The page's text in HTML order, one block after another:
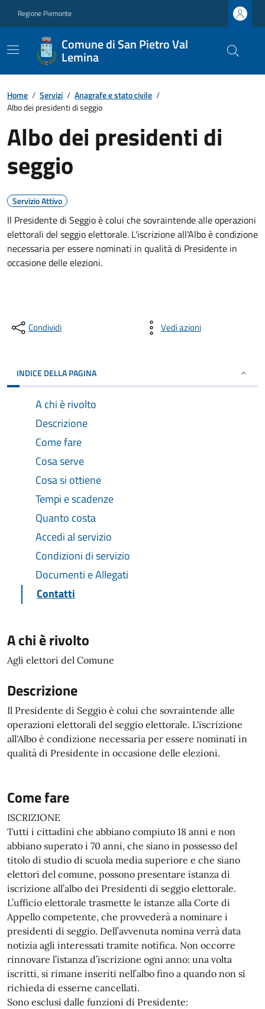
Regione Piemonte
Comune di San Pietro Val
Lemina
Home / Servizi / Anagrafe e stato civile /
Albo dei presidenti di seggio
Albo dei presidenti di
seggio
Servizio Attivo
Il Presidente di Seggio è colui che sovraintende alle operazioni
elettorali del seggio elettorale. L'iscrizione all'Albo è condizione
necessaria per essere nominati in qualità di Presidente in
occasione delle elezioni.
Condividi Vedi azioni
INDICE DELLA PAGINA
A chi è rivolto
Descrizione
Come fare
Cosa serve
Cosa si ottiene
Tempi e scadenze
Quanto costa
Accedi al servizio
Condizioni di servizio
Documenti e Allegati
Contatti
A chi è rivolto
Agli elettori del Comune
Descrizione
Il Presidente di Seggio è colui che sovraintende alle
operazioni elettorali del seggio elettorale. L'iscrizione
all'Albo è condizione necessaria per essere nominati in
qualità di Presidente in occasione delle elezioni.
Come fare
ISCRIZIONE
Tutti i cittadini che abbiano compiuto 18 anni e non
abbiano superato i 70 anni, che siano in possesso del
titolo di studio di scuola media superiore e che siano
elettori del comune, possono presentare istanza di
iscrizione all’albo dei Presidenti di seggio elettorale.
L’ufficio elettorale trasmette le istanze alla Corte di
Appello competente, che provvederà a nominare i
presidenti di seggio. Dell’avvenuta nomina verrà data
notizia agli interessati tramite notifica. Non occorre
rinnovare l’istanza d’iscrizione ogni anno: una volta
iscritti, si rimane inseriti nell’albo fino a quando non si
richieda di esserne cancellati.
Sono esclusi dalle funzioni di Presidente: